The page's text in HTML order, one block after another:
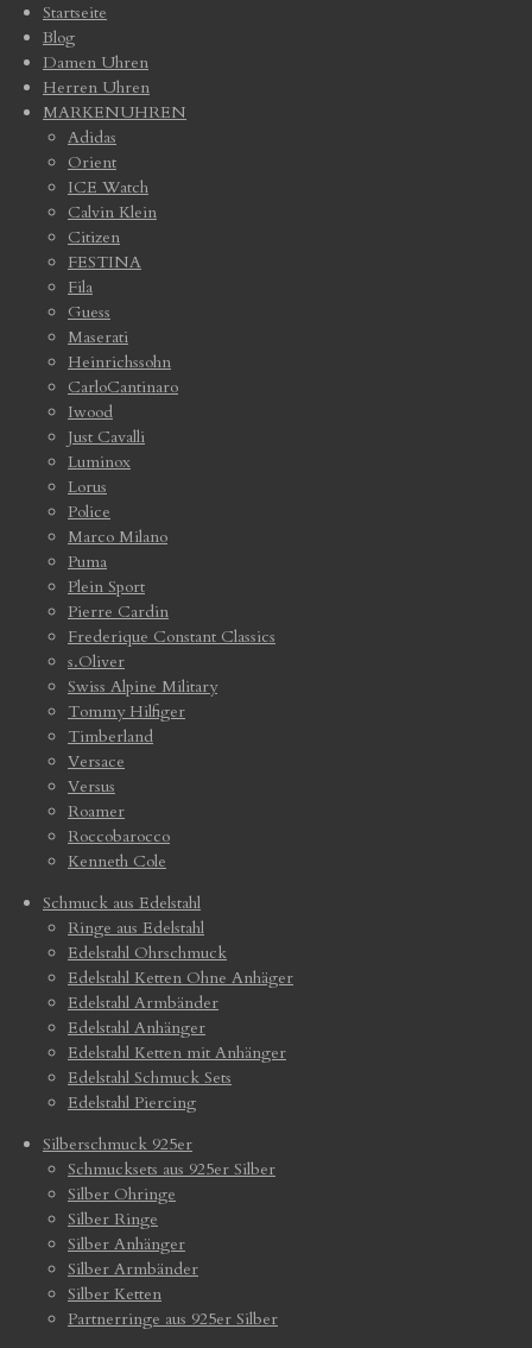
Startseite
Blog
Damen Uhren
Herren Uhren
MARKENUHREN
Adidas
Orient
ICE Watch
Calvin Klein
Citizen
FESTINA
Fila
Guess
Maserati
Heinrichssohn
CarloCantinaro
Iwood
Just Cavalli
Luminox
Lorus
Police
Marco Milano
Puma
Plein Sport
Pierre Cardin
Frederique Constant Classics
s.Oliver
Swiss Alpine Military
Tommy Hilfiger
Timberland
Versace
Versus
Roamer
Roccobarocco
Kenneth Cole
Schmuck aus Edelstahl
Ringe aus Edelstahl
Edelstahl Ohrschmuck
Edelstahl Ketten Ohne Anhäger
Edelstahl Armbänder
Edelstahl Anhänger
Edelstahl Ketten mit Anhänger
Edelstahl Schmuck Sets
Edelstahl Piercing
Silberschmuck 925er
Schmucksets aus 925er Silber
Silber Ohringe
Silber Ringe
Silber Anhänger
Silber Armbänder
Silber Ketten
Partnerringe aus 925er Silber